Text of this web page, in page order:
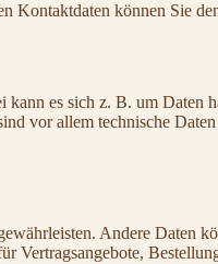
Kontaktdaten können Sie
es sich z. B. um
vor allem technische
Andere Daten
Vertragsangebote,